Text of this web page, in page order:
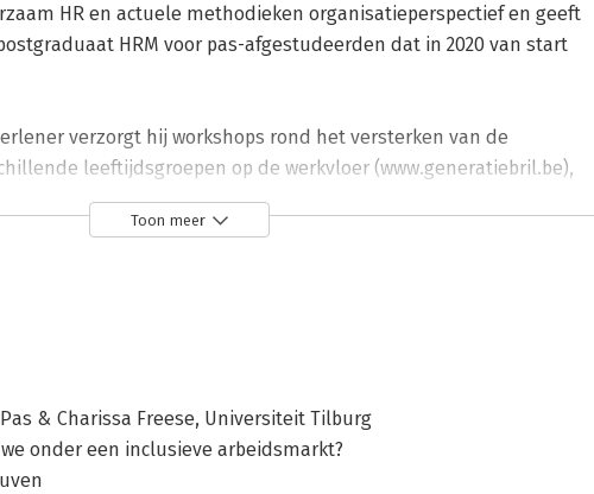
HR en actuele methodieken organisatieperspectief en geeft
HRM voor pas-afgestudeerden dat in 2020 van start
verzorgt hij workshops rond het versterken van de
leeftijdsgroepen op de werkvloer (www.generatiebril.be),
Werken aan Intergenerationele Samenwerking en Expertise
ESF-project Duurzame instroom in de horeca (2019-2020) met
groepen uit de niet-actieve arbeidsreserve. Hij is auteur van het
handen. Basishandboek Human Resource Management
Pascal Roskam
Toon meer
& Charissa Freese, Universiteit Tilburg
onder een inclusieve arbeidsmarkt?